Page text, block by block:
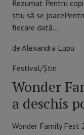
Rezumat Pentru
știu să se
fiecare dată…
de Alexandra Lupu
Festival/Știri
Wonder
a deschis
Wonder Family Fest